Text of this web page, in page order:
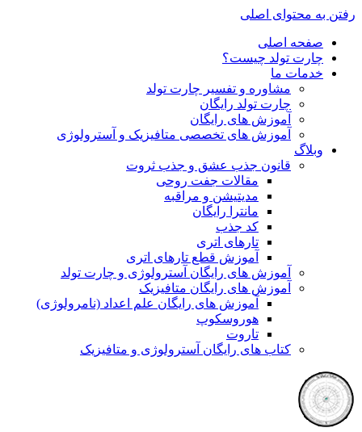
رفتن به محتوای اصلی
صفحه اصلی
چارت تولد چیست؟
خدمات ما
مشاوره و تفسیر چارت تولد
چارت تولد رایگان
آموزش های رایگان
آموزش های تخصصی متافیزیک و آسترولوژی
وبلاگ
قانون جذب عشق و جذب ثروت
مقالات جفت روحی
مدیتیشن و مراقبه
مانترا رایگان
کد جذب
تارهای اتری
آموزش قطع تارهای اتری
آموزش های رایگان آسترولوژی و چارت تولد
آموزش های رایگان متافیزیک
آموزش های رایگان علم اعداد (نامرولوژی)
هوروسکوپ
تاروت
کتاب های رایگان آسترولوژی و متافیزیک